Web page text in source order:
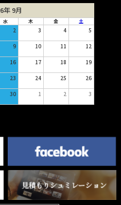
年 9月
水 木 金 土
2 3 4 5
9 10 11 12
16 17 18 19
23 24 25 26
30 1 2 3